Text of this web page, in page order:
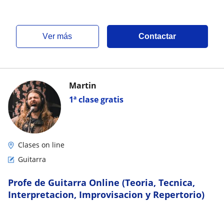
ver más Contactar
1ª clase gratis
Martin
Clases on line
Guitarra
Profe de Guitarra Online (Teoria, Tecnica,
Interpretacion, Improvisacion y Repertorio)